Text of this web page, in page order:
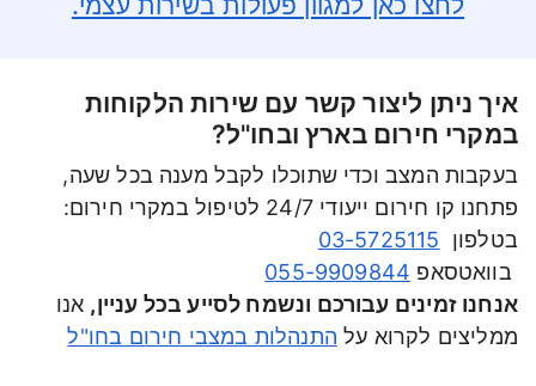
איך ניתן ליצור קשר עם שירות הלקוחות
במקרי חירום בארץ ובחו"ל?
בעקבות המצב וכדי שתוכלו לקבל מענה בכל שעה,
פתחנו קו חירום ייעודי 24/7 לטיפול במקרי חירום:
בטלפון 03-5725115
בוואטסאפ 055-9909844
אנחנו זמינים עבורכם ונשמח לסייע בכל עניין, אנו
ממליצים לקרוא על התנהלות במצבי חירום בחו"ל